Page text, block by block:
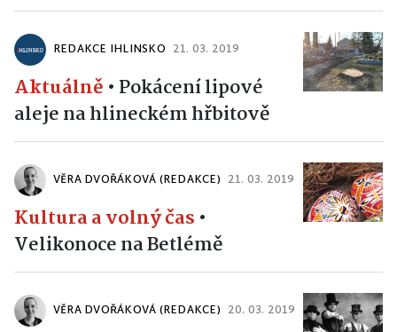
REDAKCE IHLINSKO 21. 03. 2019
Aktuálně • Pokácení lipové
aleje na hlineckém hřbitově
VĚRA DVOŘÁKOVÁ (REDAKCE) 21. 03. 2019
Kultura a volný čas •
Velikonoce na Betlémě
VĚRA DVOŘÁKOVÁ (REDAKCE) 20. 03. 2019